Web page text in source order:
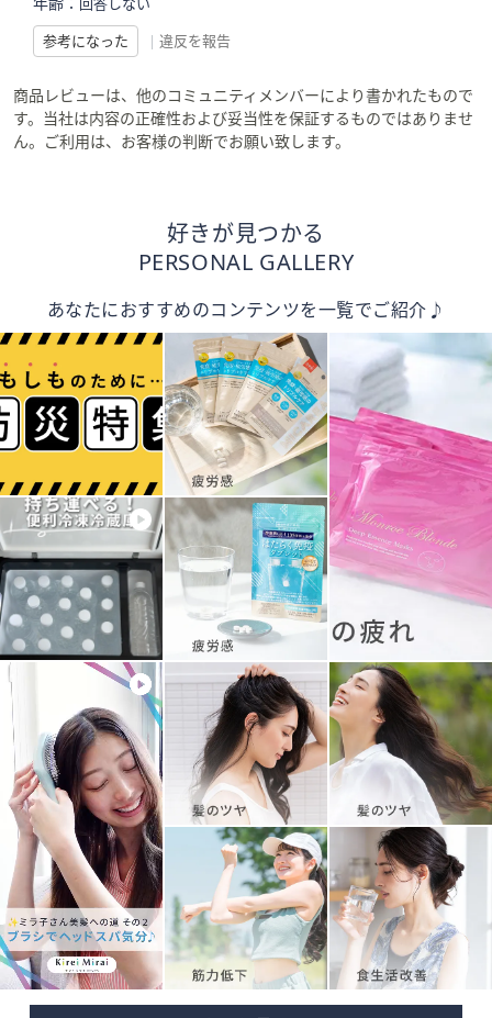
参考になった
| 違反を報告
商品レビューは、他のコミュニティメンバーにより書かれたもので
す。当社は内容の正確性および妥当性を保証するものではありませ
ん。ご利用は、お客様の判断でお願い致します。
好きが見つかる
PERSONAL GALLERY
あなたにおすすめのコンテンツを一覧でご紹介♪